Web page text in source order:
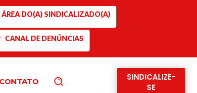
ÁREA DO(A) SINDICALIZADO(A)
CANAL DE DENÚNCIAS
CONTATO
SINDICALIZE-
SE